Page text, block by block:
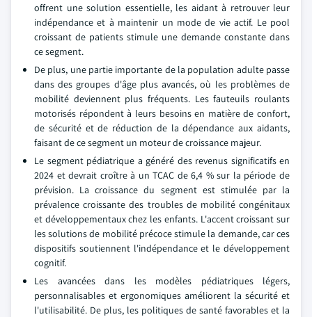
offrent une solution essentielle, les aidant à retrouver leur
indépendance et à maintenir un mode de vie actif. Le pool
croissant de patients stimule une demande constante dans
ce segment.
De plus, une partie importante de la population adulte passe
dans des groupes d'âge plus avancés, où les problèmes de
mobilité deviennent plus fréquents. Les fauteuils roulants
motorisés répondent à leurs besoins en matière de confort,
de sécurité et de réduction de la dépendance aux aidants,
faisant de ce segment un moteur de croissance majeur.
Le segment pédiatrique a généré des revenus significatifs en
2024 et devrait croître à un TCAC de 6,4 % sur la période de
prévision. La croissance du segment est stimulée par la
prévalence croissante des troubles de mobilité congénitaux
et développementaux chez les enfants. L'accent croissant sur
les solutions de mobilité précoce stimule la demande, car ces
dispositifs soutiennent l'indépendance et le développement
cognitif.
Les avancées dans les modèles pédiatriques légers,
personnalisables et ergonomiques améliorent la sécurité et
l'utilisabilité. De plus, les politiques de santé favorables et la